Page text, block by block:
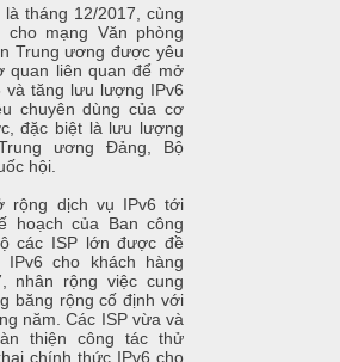
tháng 12/2017, cùng
mạng Văn phòng
Trung ương được yêu
quan liên quan để mở
và tăng lưu lượng IPv6
chuyên dùng của cơ
đặc biệt là lưu lượng
ương Đảng, Bộ
hội.
rộng dịch vụ IPv6 tới
hoạch của Ban công
các ISP lớn được đề
cho khách hàng
nhân rộng việc cung
băng rộng cố định với
năm. Các ISP vừa và
thiện công tác thử
chính thức IPv6 cho